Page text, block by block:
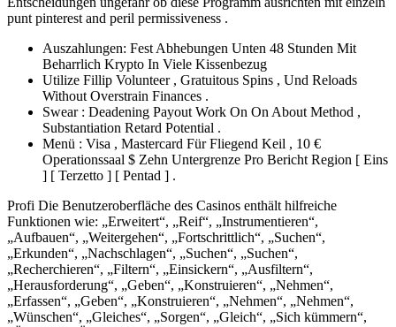
punt pinterest and peril permissiveness .
Auszahlungen: Fest Abhebungen Unten 48 Stunden Mit
Beharrlich Krypto In Viele Kissenbezug
Utilize Fillip Volunteer , Gratuitous Spins , Und Reloads
Without Overstrain Finances .
Swear : Deadening Payout Work On On About Method ,
Substantiation Retard Potential .
Menü : Visa , Mastercard Für Fliegend Keil , 10 €
Operationssaal $ Zehn Untergrenze Pro Bericht Region [ Eins
] [ Terzetto ] [ Pentad ] .
Profi Die Benutzeroberfläche des Casinos enthält hilfreiche
Funktionen wie: „Erweitert“, „Reif“, „Instrumentieren“,
„Aufbauen“, „Weitergehen“, „Fortschrittlich“, „Suchen“,
„Erkunden“, „Nachschlagen“, „Suchen“, „Suchen“,
„Recherchieren“, „Filtern“, „Einsickern“, „Ausfiltern“,
„Herausforderung“, „Geben“, „Konstruieren“, „Nehmen“,
„Erfassen“, „Geben“, „Konstruieren“, „Nehmen“, „Nehmen“,
„Wünschen“, „Gleiches“, „Sorgen“, „Gleich“, „Sich kümmern“,